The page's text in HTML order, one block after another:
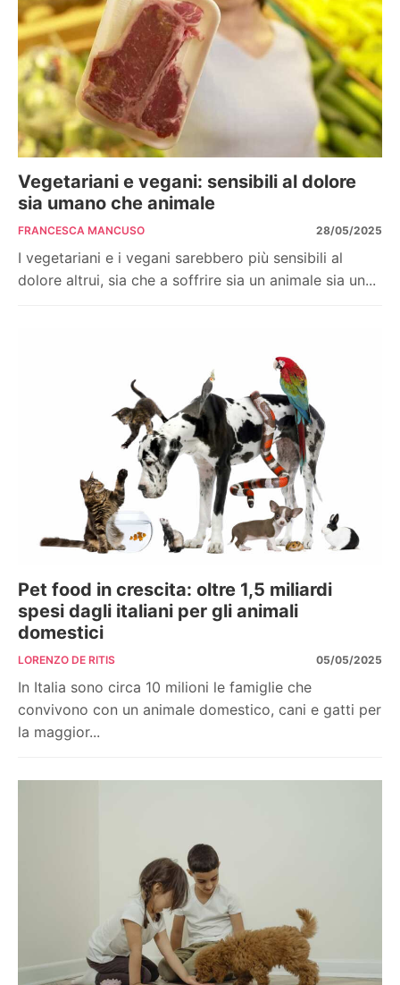
Vegetariani e vegani: sensibili al dolore
sia umano che animale
FRANCESCA MANCUSO 28/05/2025
I vegetariani e i vegani sarebbero più sensibili al
dolore altrui, sia che a soffrire sia un animale sia un...
Pet food in crescita: oltre 1,5 miliardi
spesi dagli italiani per gli animali
domestici
LORENZO DE RITIS 05/05/2025
In Italia sono circa 10 milioni le famiglie che
convivono con un animale domestico, cani e gatti per
la maggior...